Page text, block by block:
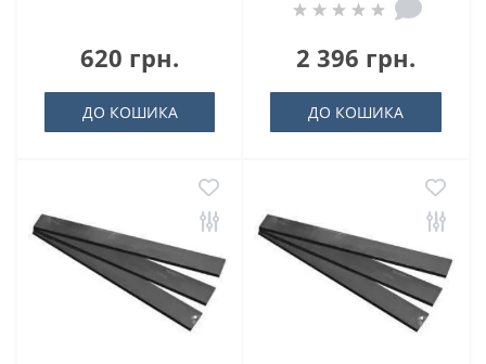
620 грн.
ДО КОШИКА
2 396 грн.
ДО КОШИКА